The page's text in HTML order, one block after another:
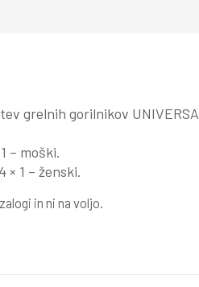
grelnih gorilnikov
– moški.
× 1 – ženski.
in ni na voljo.